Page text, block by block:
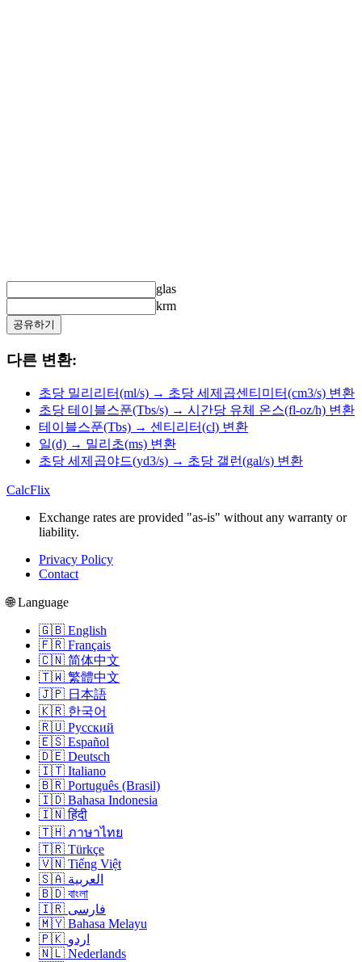
glas
krm
공유하기
다른 변환:
초당 밀리리터(ml/s) → 초당 세제곱센티미터(cm3/s) 변환
초당 테이블스푼(Tbs/s) → 시간당 유체 온스(fl-oz/h) 변환
테이블스푼(Tbs) → 센티리터(cl) 변환
일(d) → 밀리초(ms) 변환
초당 세제곱야드(yd3/s) → 초당 갤런(gal/s) 변환
CalcFlix
Exchange rates are provided "as-is" without any warranty or
liability.
Privacy Policy
Contact
🌐 Language
🇬🇧 English
🇫🇷 Français
🇨🇳 简体中文
🇹🇼 繁體中文
🇯🇵 日本語
🇰🇷 한국어
🇷🇺 Русский
🇪🇸 Español
🇩🇪 Deutsch
🇮🇹 Italiano
🇧🇷 Português (Brasil)
🇮🇩 Bahasa Indonesia
🇮🇳 हिंदी
🇹🇭 ภาษาไทย
🇹🇷 Türkçe
🇻🇳 Tiếng Việt
🇸🇦 العربية
🇧🇩 বাংলা
🇮🇷 فارسی
🇲🇾 Bahasa Melayu
🇵🇰 اردو
🇳🇱 Nederlands